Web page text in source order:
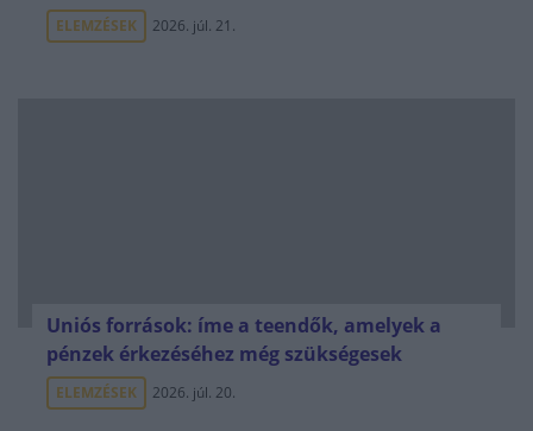
ELEMZÉSEK 2026. júl. 21.
Uniós források: íme a teendők, amelyek a
pénzek érkezéséhez még szükségesek
ELEMZÉSEK 2026. júl. 20.